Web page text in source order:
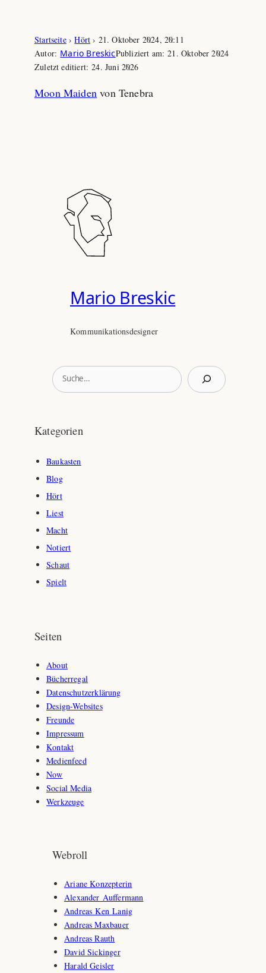
springen
Mario Breskic
Kommunikationsdesigner
S
u
e
Kategorien
Baukasten
Blog
Hört
Liest
Macht
Notiert
Schaut
Spielt
Seiten
About
Bücherregal
Datenschutzerklärung
Design-Websites
Freunde
Impressum
Kontakt
Medienfeed
Now
Social Media
Werkzeuge
Webroll
Ariane Konzepterin
Alexander Auffermann
Andreas Ken Lanig
Andreas Maxbauer
Andreas Rauth
David Sickinger
Harald Geisler
Startseite›Hört › 21. Oktober 2024, 20:11
Autor: Mario BreskicPubliziert am:21. Oktober 2024
Zuletzt editiert:24. Juni 2026
Moon Maidenvon Tenebra